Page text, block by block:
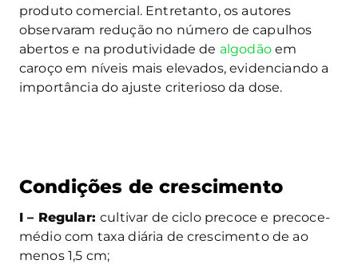
produto comercial. Entretanto, os autores
observaram redução no número de capulhos
abertos e na produtividade de algodãoem
caroço em níveis mais elevados, evidenciando a
importância do ajuste criterioso da dose.
Condições de crescimento
I – Regular:cultivar de ciclo precoce e precoce-
médio com taxa diária de crescimento de ao
menos 1,5 cm;